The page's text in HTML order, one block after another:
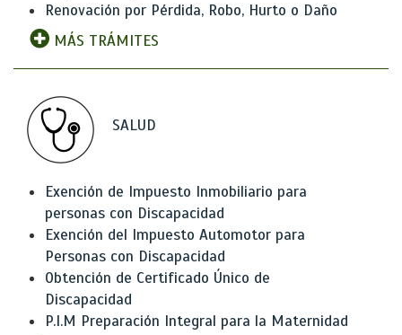
Renovación por Pérdida, Robo, Hurto o Daño
MÁS TRÁMITES
SALUD
Exención de Impuesto Inmobiliario para
personas con Discapacidad
Exención del Impuesto Automotor para
Personas con Discapacidad
Obtención de Certificado Único de
Discapacidad
P.I.M Preparación Integral para la Maternidad